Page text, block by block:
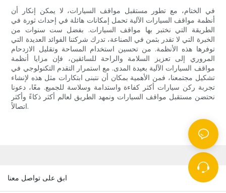
في الختام، مع تطور مستقبل مواقف السيارات، لا يمكن إنكار أن
أنظمة مواقف السيارات الآلية تحمل إمكانات هائلة في إحداث ثورة في
الطريقة التي نختبر بها مواقف السيارات. بفضل ست سنوات من
الخبرة التي لا تقدر بثمن في الصناعة، تدرك شركتنا الفوائد العديدة التي
توفرها هذه الأنظمة. من تحسين استخدام المساحة وتقليل الازدحام
المروري إلى تعزيز السلامة والراحة للسائقين، فإن مزايا أنظمة
مواقف السيارات الآلية بعيدة المدى. مع استمرار التقدم التكنولوجي في
تشكيل مجتمعنا، فمن الأهمية بمكان أن نتبنى ابتكارات مثل هذه لإنشاء
تجربة ركن سيارات أكثر كفاءة واستدامة وسلاسة للجميع. معًا، دعونا
نحتضن مستقبل مواقف السيارات ونمهد الطريق لعالم أكثر ذكاءً وأكثر
اتصالاً.
ابق على تواصل معنا